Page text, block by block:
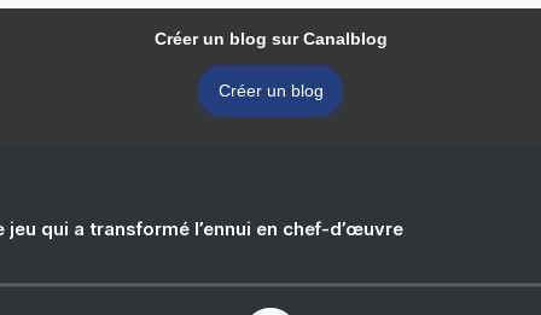
Créer un blog sur Canalblog
Créer un blog
jeu qui a transformé l’ennui en chef-d’œuvre